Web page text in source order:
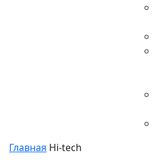
Главная Hi-tech